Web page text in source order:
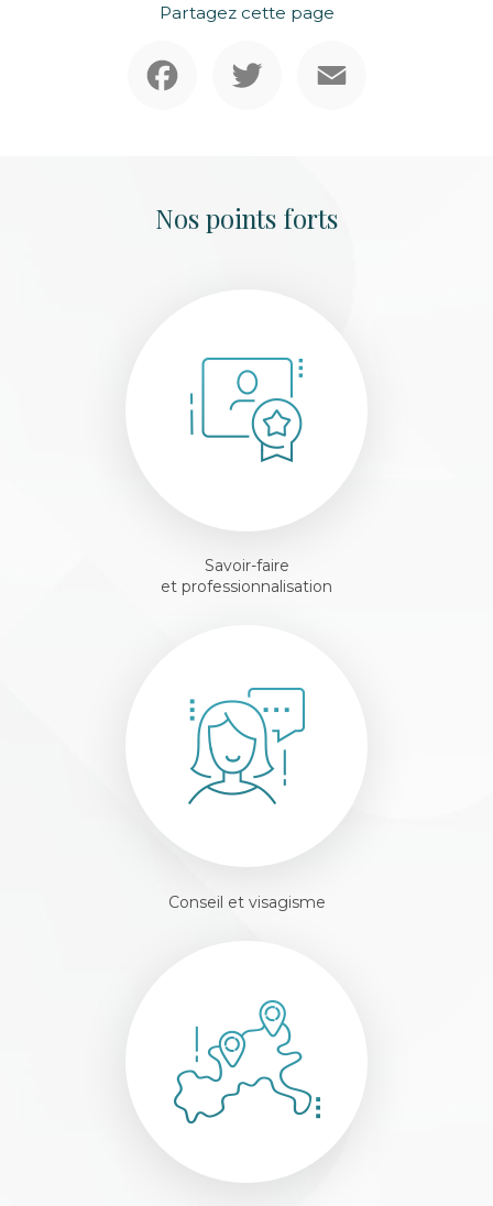
Partagez cette page
Nos points forts
Savoir-faire
et professionnalisation
Conseil et visagisme